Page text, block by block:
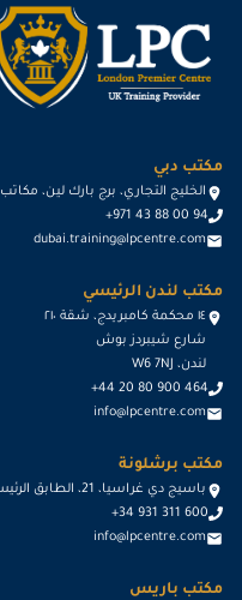
مكتب دبي
الخليج التجاري، برج بارك لين، مكاتب 718 - 719
+971 43 88 00 94
dubai.training@lpcentre.com
مكتب لندن الرئيسي
١٤ محكمة كامبريدج، شقة ٢١٠
شارع شيبردز بوش
لندن، W6 7NJ
+44 20 80 900 464
info@lpcentre.com
مكتب برشلونة
باسيج دي غراسيا، 21، الطابق الرئيسي، 08007 برشلونة، إسباني
+34 931 311 600
info@lpcentre.com
مكتب باريس